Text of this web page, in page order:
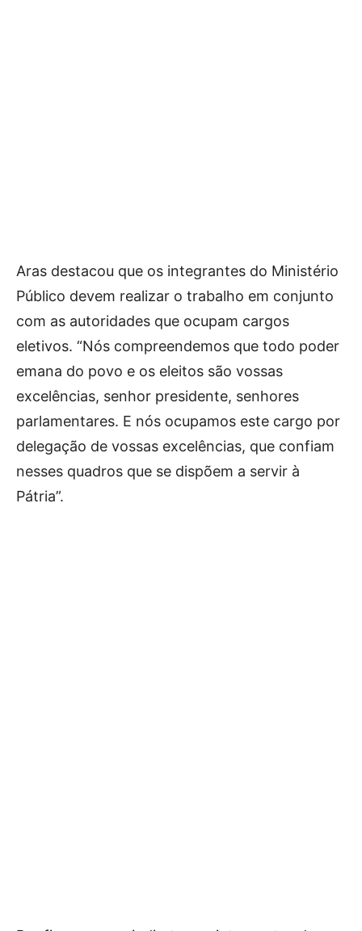
Aras destacou que os integrantes do Ministério
Público devem realizar o trabalho em conjunto
com as autoridades que ocupam cargos
eletivos. “Nós compreendemos que todo poder
emana do povo e os eleitos são vossas
excelências, senhor presidente, senhores
parlamentares. E nós ocupamos este cargo por
delegação de vossas excelências, que confiam
nesses quadros que se dispõem a servir à
Pátria”.